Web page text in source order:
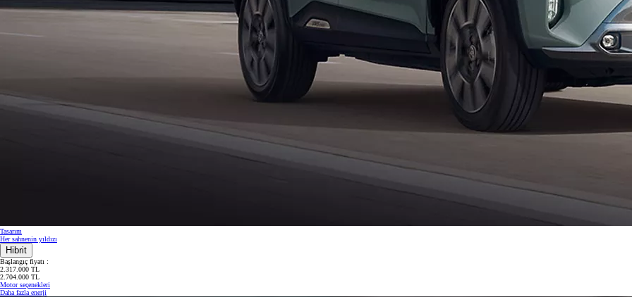
Tasarım
Her sahnenin yıldızı
Hibrit
Başlangıç fiyatı :
2.317.000 TL
2.704.000 TL
Motor seçenekleri
Daha fazla enerji